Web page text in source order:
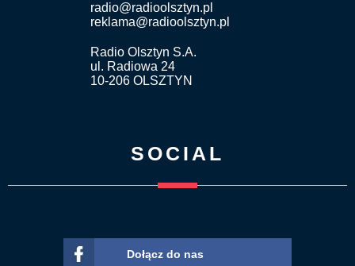
radio@radioolsztyn.pl
reklama@radioolsztyn.pl
Radio Olsztyn S.A.
ul. Radiowa 24
10-206 OLSZTYN
SOCIAL
Dołącz do nas